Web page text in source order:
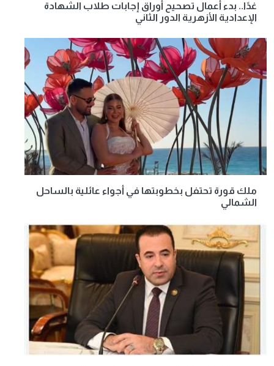
غدًا.. بدء أعمال تصحيح أوراق إجابات طلاب الشهادة
الإعدادية الأزهرية الدور الثاني
ملك قورة تحتفل بخطوبتها في أجواء عائلية بالساحل
الشمالي